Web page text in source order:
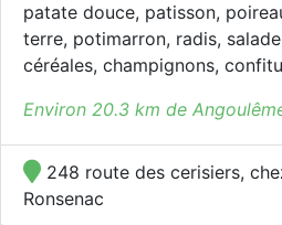
patate douce, patisson,
terre, potimarron, radis,
céréales, champignons,
Environ 20.3 km de
248 route des cerisiers,
Ronsenac